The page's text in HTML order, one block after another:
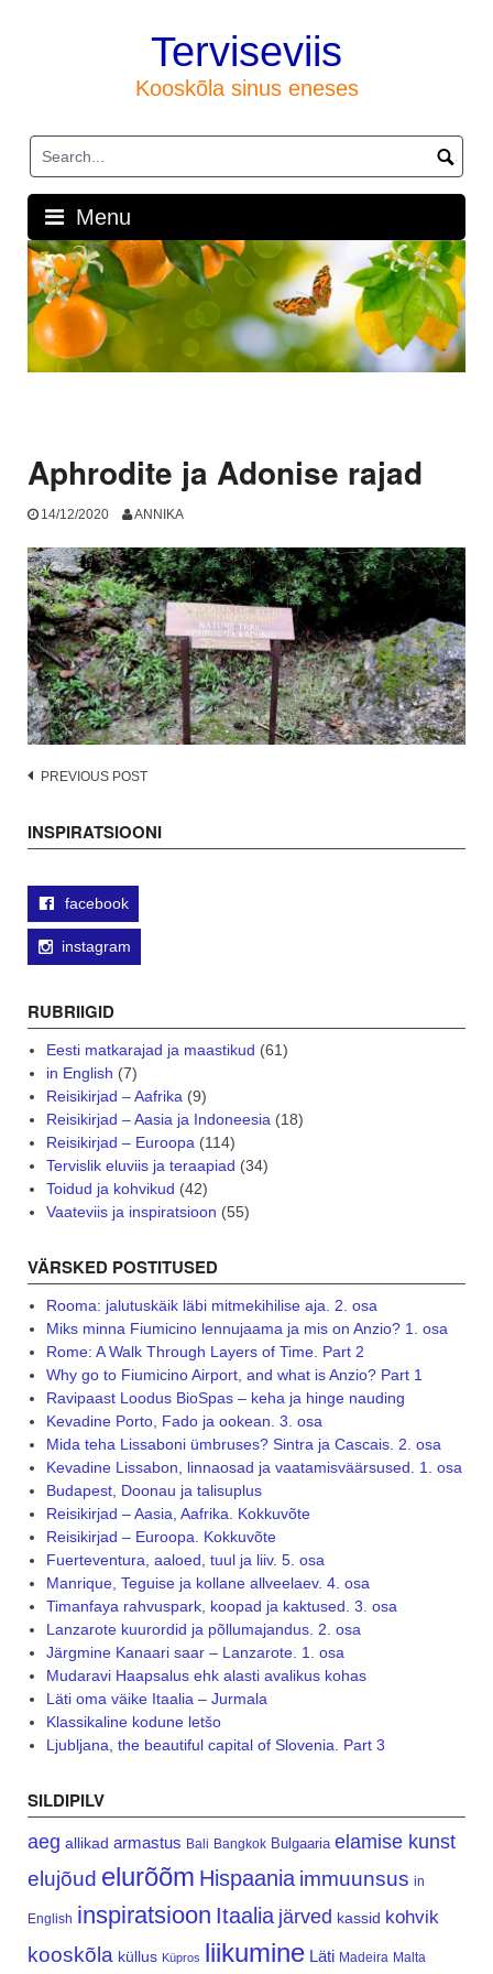
Terviseviis
Kooskõla sinus eneses
Menu
Aphrodite ja Adonise rajad
14/12/2020 ANNIKA
Post
PREVIOUS POST
INSPIRATSIOONI
facebook
instagram
RUBRIIGID
Eesti matkarajad ja maastikud (61)
in English (7)
Reisikirjad – Aafrika (9)
Reisikirjad – Aasia ja Indoneesia (18)
Reisikirjad – Euroopa (114)
Tervislik eluviis ja teraapiad (34)
Toidud ja kohvikud (42)
Vaateviis ja inspiratsioon (55)
VÄRSKED POSTITUSED
Rooma: jalutuskäik läbi mitmekihilise aja. 2. osa
Miks minna Fiumicino lennujaama ja mis on Anzio? 1. osa
Rome: A Walk Through Layers of Time. Part 2
Why go to Fiumicino Airport, and what is Anzio? Part 1
Ravipaast Loodus BioSpas – keha ja hinge nauding
Kevadine Porto, Fado ja ookean. 3. osa
Mida teha Lissaboni ümbruses? Sintra ja Cascais. 2. osa
Kevadine Lissabon, linnaosad ja vaatamisväärsused. 1. osa
Budapest, Doonau ja talisuplus
Reisikirjad – Aasia, Aafrika. Kokkuvõte
Reisikirjad – Euroopa. Kokkuvõte
Fuerteventura, aaloed, tuul ja liiv. 5. osa
Manrique, Teguise ja kollane allveelaev. 4. osa
Timanfaya rahvuspark, koopad ja kaktused. 3. osa
Lanzarote kuurordid ja põllumajandus. 2. osa
Järgmine Kanaari saar – Lanzarote. 1. osa
Mudaravi Haapsalus ehk alasti avalikus kohas
Läti oma väike Itaalia – Jurmala
Klassikaline kodune letšo
Ljubljana, the beautiful capital of Slovenia. Part 3
SILDIPILV
aeg allikad armastus Bali Bangkok Bulgaaria elamise kunst
elujõud elurõõm Hispaania immuunsus in
English inspiratsioon Itaalia järved kassid kohvik
kooskõla küllus Küpros liikumine Läti Madeira Malta